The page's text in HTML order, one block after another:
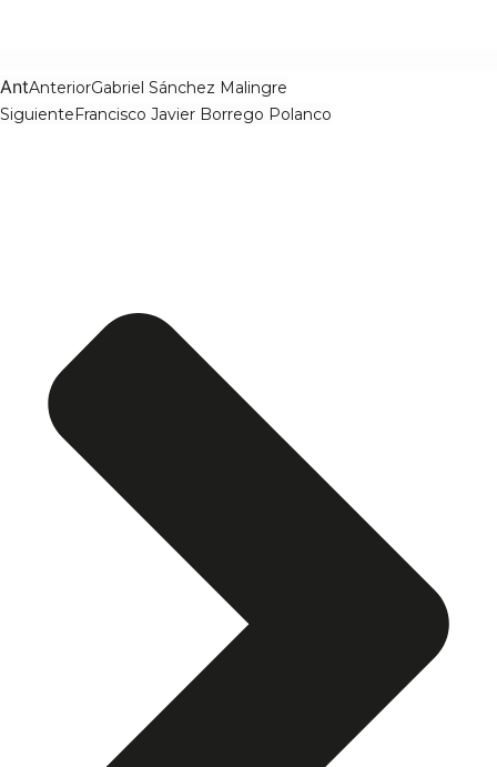
AntAnteriorGabriel Sánchez Malingre
SiguienteFrancisco Javier Borrego Polanco